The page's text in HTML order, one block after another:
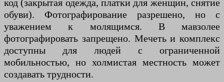
код (закрытая одежда, платки для женщин, снятие
обуви). Фотографирование разрешено, но с
уважением к молящимся. В мавзолее
фотографировать запрещено. Мечеть и комплекс
доступны для людей с ограниченной
мобильностью, но холмистая местность может
создавать трудности.